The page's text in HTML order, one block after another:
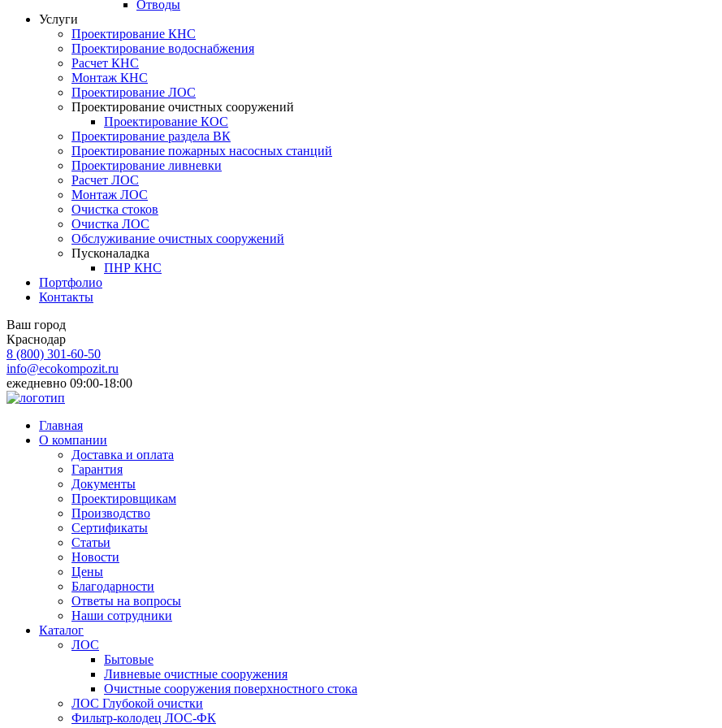
Отводы
Услуги
Проектирование КНС
Проектирование водоснабжения
Расчет КНС
Монтаж КНС
Проектирование ЛОС
Проектирование очистных сооружений
Проектирование КОС
Проектирование раздела ВК
Проектирование пожарных насосных станций
Проектирование ливневки
Расчет ЛОС
Монтаж ЛОС
Очистка стоков
Очистка ЛОС
Обслуживание очистных сооружений
Пусконаладка
ПНР КНС
Портфолио
Контакты
Ваш город
Краснодар
8 (800) 301-60-50
info@ecokompozit.ru
ежедневно 09:00-18:00
Главная
О компании
Доставка и оплата
Гарантия
Документы
Проектировщикам
Производство
Сертификаты
Статьи
Новости
Цены
Благодарности
Ответы на вопросы
Наши сотрудники
Каталог
ЛОС
Бытовые
Ливневые очистные сооружения
Очистные сооружения поверхностного стока
ЛОС Глубокой очистки
Фильтр-колодец ЛОС-ФК